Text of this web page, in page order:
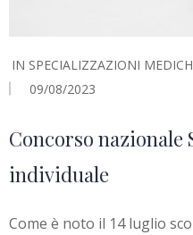
IN SPECIALIZZAZIONI
09/08/2023
Concorso nazionale
individuale
Come è noto il 14 luglio